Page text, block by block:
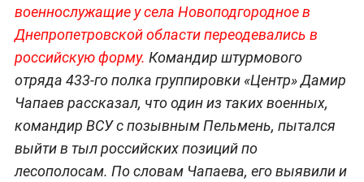
военнослужащие у села Новоподгородное в
Днепропетровской области переодевались в
российскую форму. Командир штурмового
отряда 433-го полка группировки «Центр» Дамир
Чапаев рассказал, что один из таких военных,
командир ВСУ с позывным Пельмень, пытался
выйти в тыл российских позиций по
лесополосам. По словам Чапаева, его выявили и